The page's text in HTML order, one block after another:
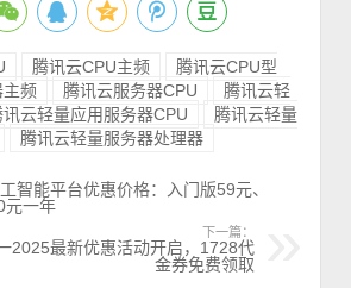
腾讯云CPU主频
腾讯云CPU型
主频 腾讯云服务器CPU
腾讯云轻
讯云轻量应用服务器CPU
腾讯云轻量
腾讯云轻量服务器处理器
智能平台优惠价格：入门版59元、
元一年
下一篇：
2025最新优惠活动开启，1728代
金券免费领取